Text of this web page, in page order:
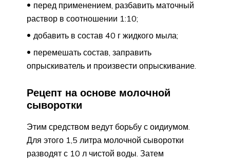
перед применением, разбавить маточный
раствор в соотношении 1:10;
добавить в состав 40 г жидкого мыла;
перемешать состав, заправить
опрыскиватель и произвести опрыскивание.
Рецепт на основе молочной
сыворотки
Этим средством ведут борьбу с оидиумом.
Для этого 1,5 литра молочной сыворотки
разводят с 10 л чистой воды. Затем